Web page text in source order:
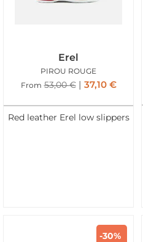
Erel
PIROU ROUGE
From 53,00€ 37,10 €
Red leather Erel low slippers
-30%